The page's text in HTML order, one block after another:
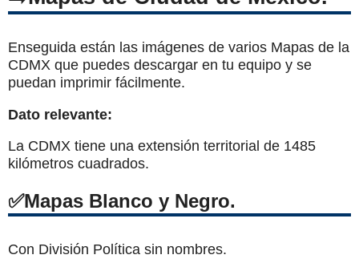
Enseguida están las imágenes de varios Mapas de la
CDMX que puedes descargar en tu equipo y se
puedan imprimir fácilmente.
Dato relevante:
La CDMX tiene una extensión territorial de 1485
kilómetros cuadrados.
Mapas Blanco y Negro.
Con División Política sin nombres.